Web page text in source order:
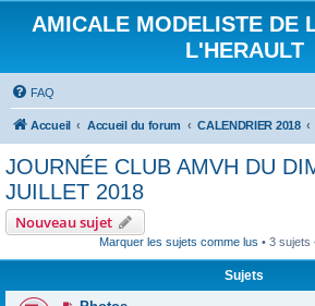
AMICALE MODELISTE DE
L'HERAULT
FAQ
Accueil Accueil du forum CALENDRIER 2018
JOURNÉE CLUB AMVH DU
JUILLET 2018
Nouveau sujet
Marquer les sujets comme lus • 3 sujets
Sujets